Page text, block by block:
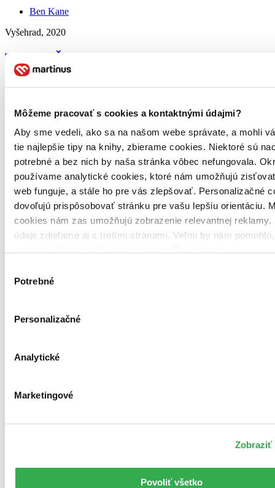
Môžeme pracovať s cookies a kontaktnými údajmi?
Aby sme vedeli, ako sa na našom webe správate, a mohli
tie najlepšie tipy na knihy, zbierame cookies. Niektoré sú
potrebné a bez nich by naša stránka vôbec nefungovala.
používame analytické cookies, ktoré nám umožňujú
web funguje, a stále ho pre vás zlepšovať. Personalizačné
dovoľujú prispôsobovať stránku pre vašu lepšiu orientáciu.
cookies nám zas umožňujú zobrazenie relevantnej reklamy.
údaje zdieľame aj s tretími stranami. Veľmi by nám
súhlasu
Potrebné
Personalizačné
Analytické
Marketingové
Zobraziť
Povoliť všetko
Ben Kane
Vyšehrad, 2020
Triumf Říma
Střet impérií 2
Ben Kane
Vyšehrad, 2020
V pokračování historického románu Střet impérií Ben Kane
popisuje tuhé boje mezi římskými legiemi a makedonskou falangou
vedenou králem Filipem V. v konečné fázi druhé makedonské války.
Děj začíná na podzim roku 198 př. Kr., kdy byly legie po...
Vypredané
Ach, mrzí nás to, z tejto knihy sa už predali všetky výtlačky a
nemáme ju na sklade my ani vydavateľ :( Teoreticky však môžete
mať šťastie v niektorých iných obchodoch, ktoré ešte nepredali